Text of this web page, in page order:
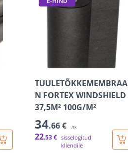
TUULETÕKKEMEMBRAA
N FORTEX WINDSHIELD
37,5M² 100G/M²
34.66 € /tk
22.53 € sisselogitud
kliendile